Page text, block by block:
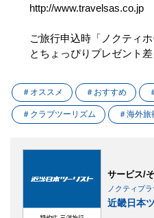
http://www.travelsas.co.jp
ご旅行申込時「ノクティ
とちょっぴりプレゼント差
＃オススメ ＃おすすめ
＃クラブツーリズム ＃海外旅
サービス/
ノクティプ
近畿日本